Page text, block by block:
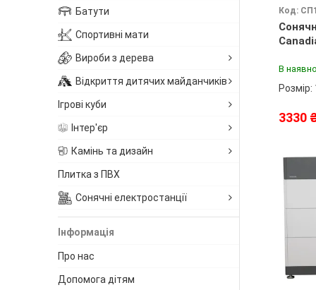
Батути
Спортивні мати
Вироби з дерева
Відкриття дитячих майданчиків
Ігрові куби
Інтер'єр
Камінь та дизайн
Плитка з ПВХ
Сонячні електростанції
Інформація
Про нас
Допомога дітям
Код:
В
3330